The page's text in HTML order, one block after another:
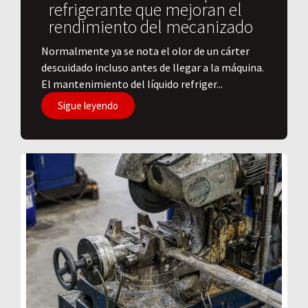
refrigerante que mejoran el
rendimiento del mecanizado
Normalmente ya se nota el olor de un cárter
descuidado incluso antes de llegar a la máquina.
El mantenimiento del líquido refriger...
Sigue leyendo